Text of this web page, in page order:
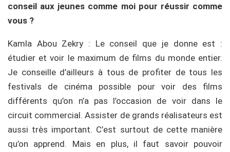
conseil aux jeunes comme moi pour réussir comme
vous ?
Kamla Abou Zekry : Le conseil que je donne est :
étudier et voir le maximum de films du monde entier.
Je conseille d’ailleurs à tous de profiter de tous les
festivals de cinéma possible pour voir des films
différents qu’on n’a pas l’occasion de voir dans le
circuit commercial. Assister de grands réalisateurs est
aussi très important. C’est surtout de cette manière
qu’on apprend. Mais en plus, il faut savoir pouvoir